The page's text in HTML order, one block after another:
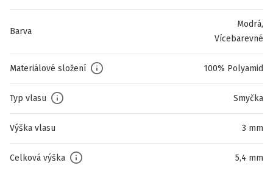
Barva
Modrá,
Vícebarevné
Materiálové složení 100% Polyamid
Typ vlasu Smyčka
Výška vlasu 3 mm
Celková výška 5,4 mm